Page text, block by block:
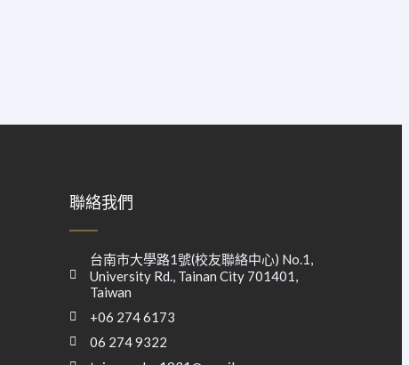
聯絡我們
台南市大學路1號(校友聯絡中心) No.1,
University Rd., Tainan City 701401,
Taiwan
+06 274 6173
06 274 9322